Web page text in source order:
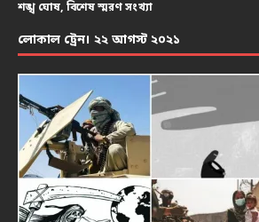
শঙ্খ ঘোষ, বিশেষ স্মরণ সংখ্যা
লোকাল ট্রেন। ২২ আগস্ট ২০২১